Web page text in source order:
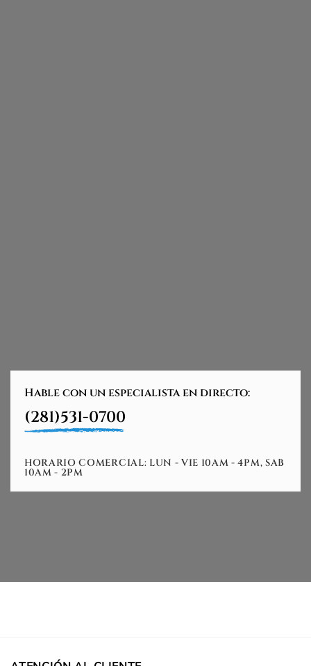
Hable con un especialista en directo:
(281)531-0700
HORARIO COMERCIAL: LUN - VIE 10AM - 4PM, SAB
10AM - 2PM